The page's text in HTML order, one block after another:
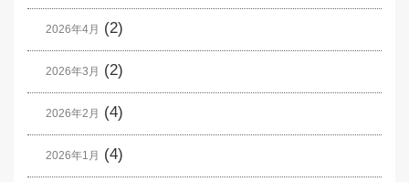
2026年4月 (2)
2026年3月 (2)
2026年2月 (4)
2026年1月 (4)